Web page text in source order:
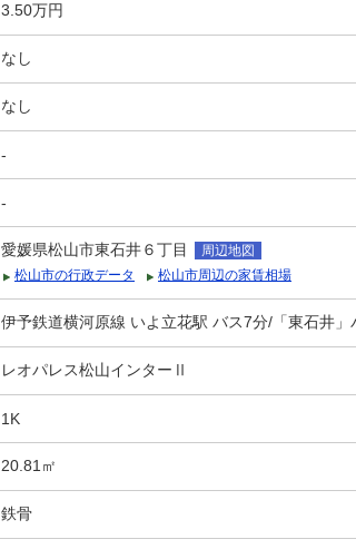
3.50万円
なし
なし
-
-
愛媛県松山市東石井６丁目
周辺地図
松山市の行政データ
松山市周辺の家賃相場
伊予鉄道横河原線 いよ立花駅 バス7分/「東石井」
レオパレス松山インターⅡ
1K
20.81㎡
鉄骨